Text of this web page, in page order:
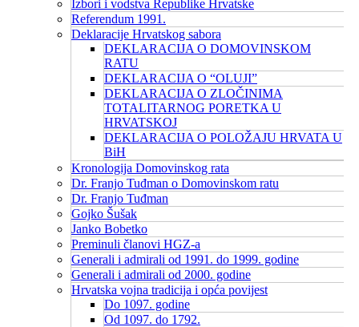
Izbori i vodstva Republike Hrvatske
Referendum 1991.
Deklaracije Hrvatskog sabora
DEKLARACIJA O DOMOVINSKOM
RATU
DEKLARACIJA O “OLUJI”
DEKLARACIJA O ZLOČINIMA
TOTALITARNOG PORETKA U
HRVATSKOJ
DEKLARACIJA O POLOŽAJU HRVATA U
BiH
Kronologija Domovinskog rata
Dr. Franjo Tuđman o Domovinskom ratu
Dr. Franjo Tuđman
Gojko Šušak
Janko Bobetko
Preminuli članovi HGZ-a
Generali i admirali od 1991. do 1999. godine
Generali i admirali od 2000. godine
Hrvatska vojna tradicija i opća povijest
Do 1097. godine
Od 1097. do 1792.